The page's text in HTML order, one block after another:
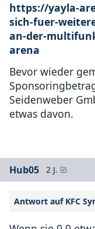
https://yayla-
sich-fuer-
an-der-
arena
Bevor wieder
Seidenweber
etwas davon.
Hub05 2 J.
Antwort auf KFC